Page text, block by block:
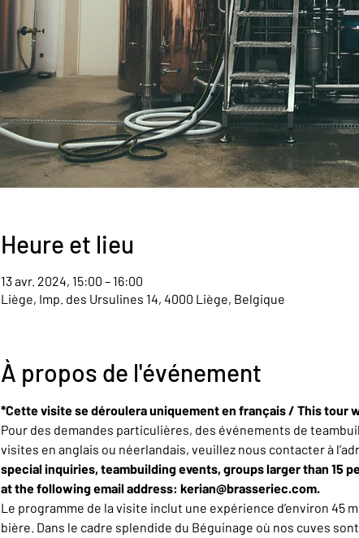
Heure et lieu
13 avr. 2024, 15:00 – 16:00
Liège, Imp. des Ursulines 14, 4000 Liège, Belgique
À propos de l'événement
*Cette visite se déroulera uniquement en français / This tour
Pour des demandes particulières, des événements de
visites en anglais ou néerlandais, veuillez nous contacter à
special inquiries, teambuilding events, groups larger than 15
at the following email address: kerian@brasseriec.com.
Le programme de la visite inclut une expérience d’environ 45
bière. Dans le cadre splendide du Béguinage où nos cuves